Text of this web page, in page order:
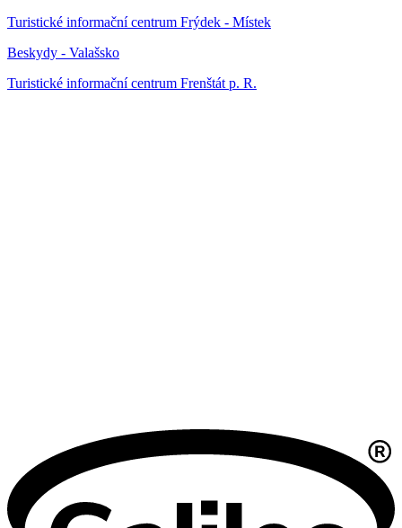
Turistické informační centrum Frýdek - Místek
Beskydy - Valašsko
Turistické informační centrum Frenštát p. R.